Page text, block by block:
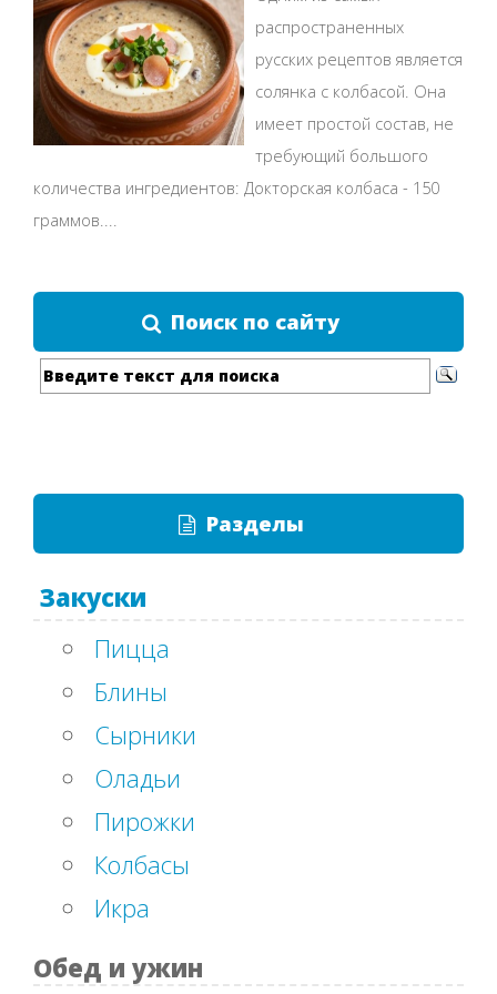
распространенных
русских рецептов является
солянка с колбасой. Она
имеет простой состав, не
требующий большого
количества ингредиентов: Докторская колбаса - 150
граммов....
Поиск по сайту
Разделы
Закуски
Пицца
Блины
Сырники
Оладьи
Пирожки
Колбасы
Икра
Обед и ужин